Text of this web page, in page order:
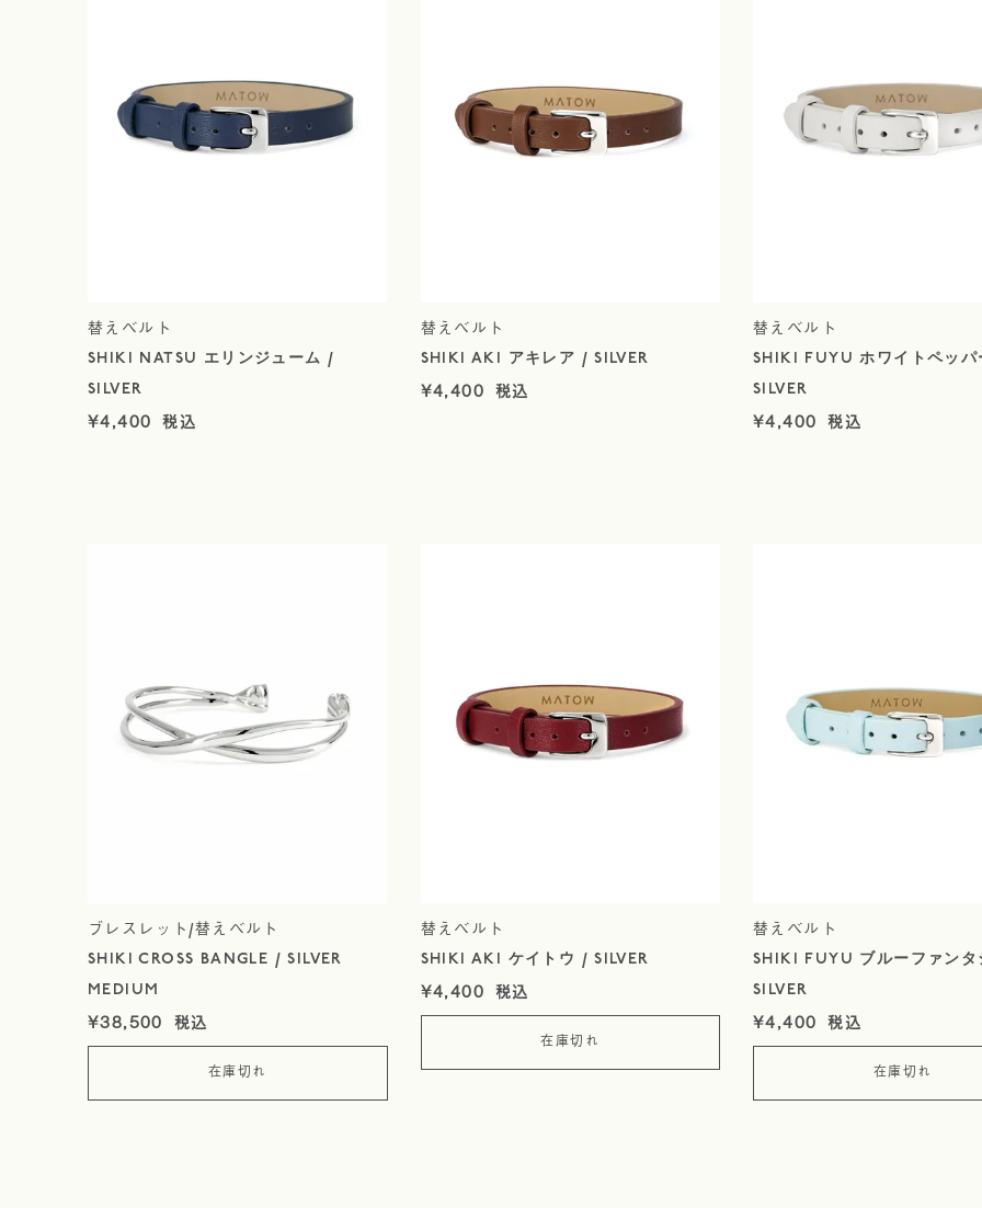
替えベルト
SHIKI NATSU エリンジューム /
SILVER
¥4,400
替えベルト
SHIKI AKI アキレア / SILVER
¥4,400
替えベルト
SHIKI FUYU ホワイトペッ
SILVER
¥4,400
ブレスレット/替えベルト
SHIKI CROSS BANGLE / SILVER
MEDIUM
¥38,500
在庫切れ
替えベルト
SHIKI AKI ケイトウ / SILVER
¥4,400
在庫切れ
替えベルト
SHIKI FUYU ブルーファン
SILVER
¥4,400
在庫切れ